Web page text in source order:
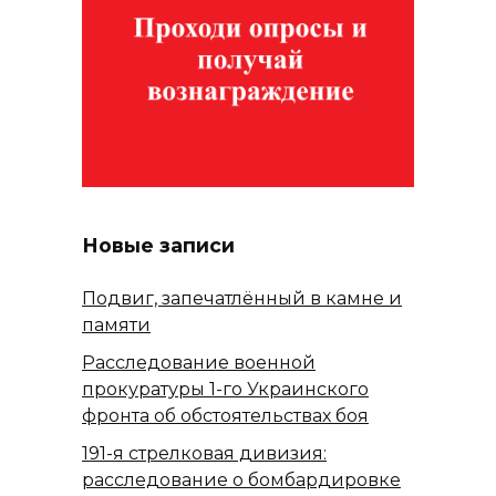
Новые записи
Подвиг, запечатлённый в камне и
памяти
Расследование военной
прокуратуры 1-го Украинского
фронта об обстоятельствах боя
191-я стрелковая дивизия:
расследование о бомбардировке